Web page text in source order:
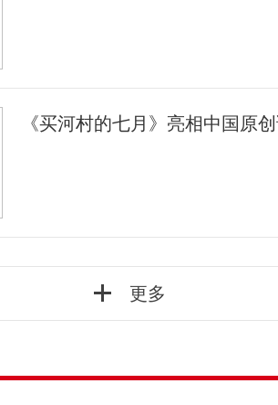
《买河村的七月》亮相中国原
更多